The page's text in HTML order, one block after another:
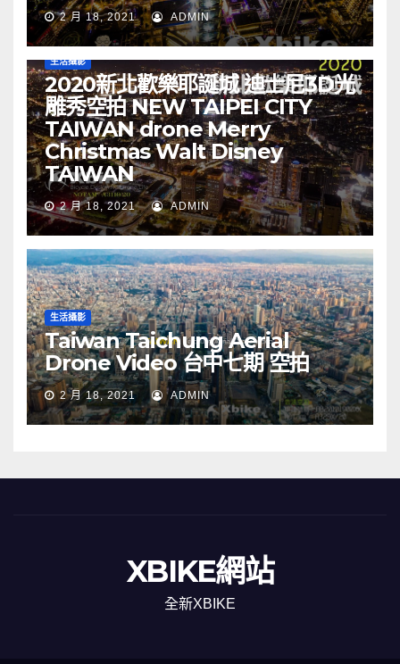
2 月 18, 2021 ADMIN
生活攝影
2020新北歡樂耶誕城 迪士尼3D光
雕秀空拍 NEW TAIPEI CITY
TAIWAN drone Merry
Christmas Walt Disney
TAIWAN
2 月 18, 2021 ADMIN
生活攝影
Taiwan Taichung Aerial
Drone Video 台中七期 空拍
2 月 18, 2021 ADMIN
XBIKE網站
全新XBIKE